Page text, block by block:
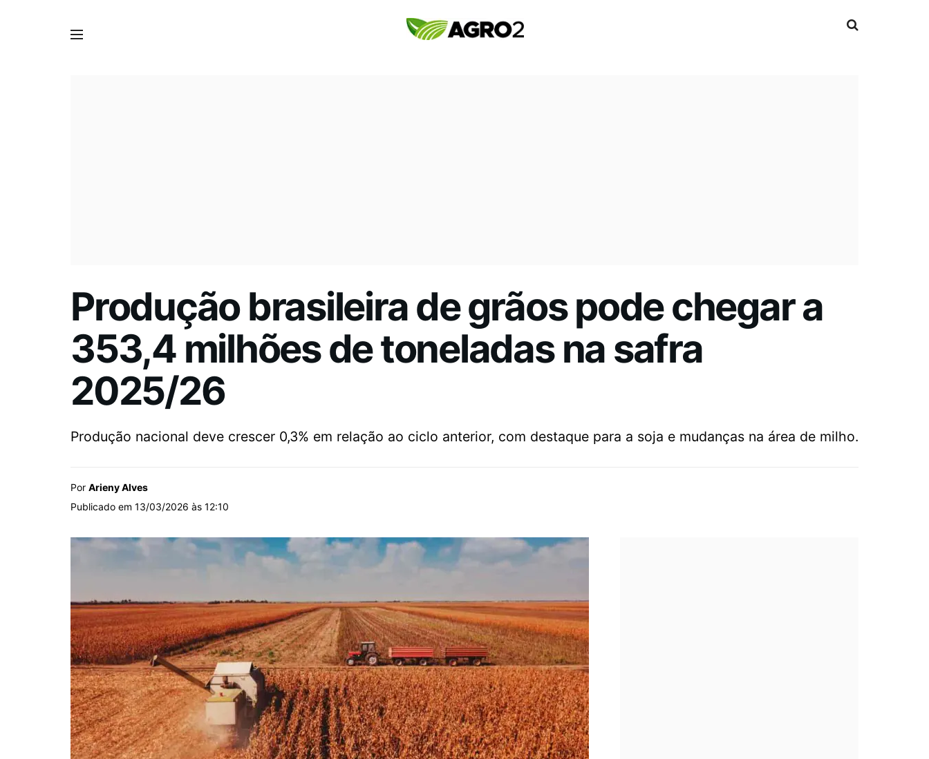
Produção brasileira de grãos pode chegar a
353,4 milhões de toneladas na safra
2025/26
Produção nacional deve crescer 0,3% em relação ao ciclo anterior, com destaque para a soja e mudanças na área de milho.
Por Arieny Alves
Publicado em 13/03/2026 às 12:10